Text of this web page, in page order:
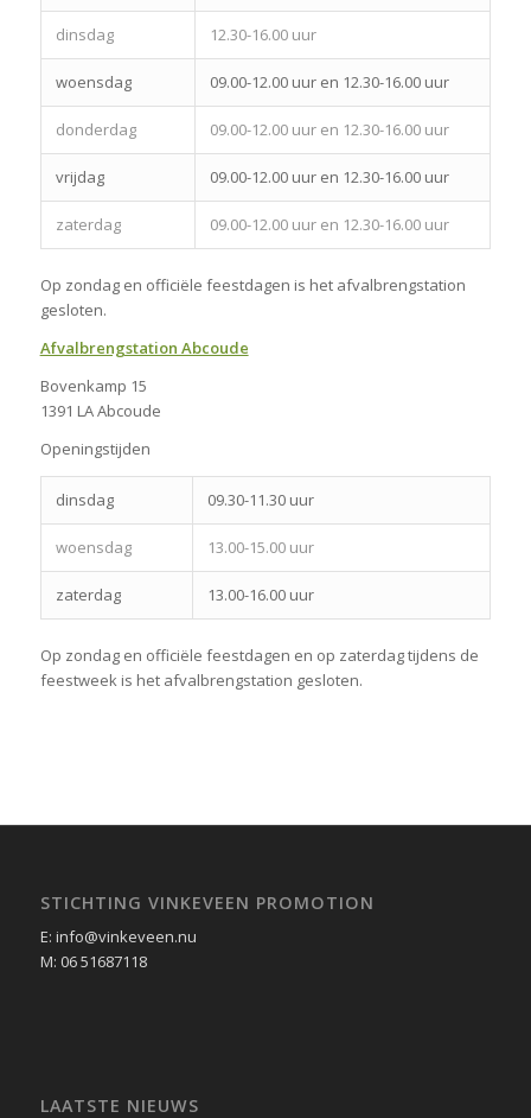
dinsdag 12.30-16.00 uur
woensdag 09.00-12.00 uur en 12.30-16.00 uur
donderdag 09.00-12.00 uur en 12.30-16.00 uur
vrijdag 09.00-12.00 uur en 12.30-16.00 uur
zaterdag 09.00-12.00 uur en 12.30-16.00 uur
Op zondag en officiële feestdagen is het afvalbrengstation
gesloten.
Afvalbrengstation Abcoude
Bovenkamp 15
1391 LA Abcoude
Openingstijden
dinsdag 09.30-11.30 uur
woensdag 13.00-15.00 uur
zaterdag 13.00-16.00 uur
Op zondag en officiële feestdagen en op zaterdag tijdens de
feestweek is het afvalbrengstation gesloten.
STICHTING VINKEVEEN PROMOTION
E: info@vinkeveen.nu
M: 06 51687118
LAATSTE NIEUWS